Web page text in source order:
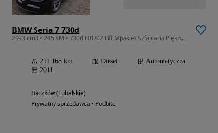
BMW Seria 7 730d
2993 cm3 • 245 KM • 730d F01/02 Lift Mpakiet Szfajcaria Piękna Limuzyna
211 168 km Diesel
Automatyczna
2011
Baczków (Lubelskie)
Prywatny sprzedawca • Podbite